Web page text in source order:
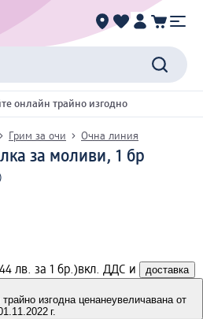
онлайн трайно изгодно
Грим за очи Очна линия
за моливи, 1 бр
лв. за 1 бр.)вкл. ДДС и доставка
изгодна ценанеувеличавана от
г.